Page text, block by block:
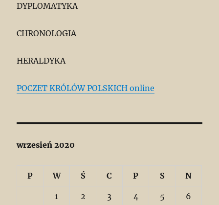
DYPLOMATYKA
CHRONOLOGIA
HERALDYKA
POCZET KRÓLÓW POLSKICH online
wrzesień 2020
P W Ś C P S N
1 2 3 4 5 6